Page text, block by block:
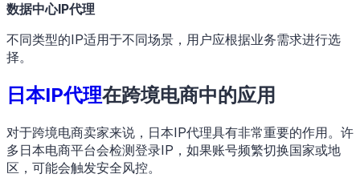
数据中心IP代理
不同类型的IP适用于不同场景，用户应根据业务需求进行选
择。
日本IP代理在跨境电商中的应用
对于跨境电商卖家来说，日本IP代理具有非常重要的作用。许
多日本电商平台会检测登录IP，如果账号频繁切换国家或地
区，可能会触发安全风控。